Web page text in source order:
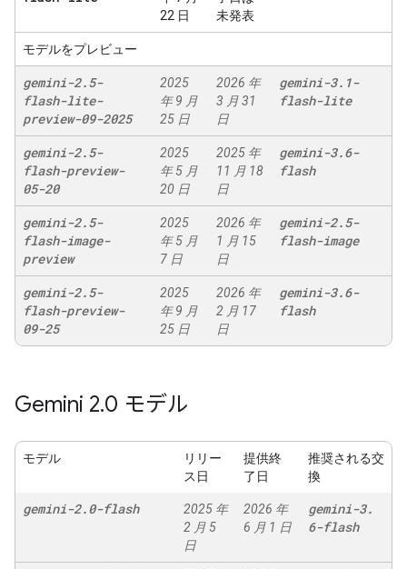
22 日
未発表
モデルをプレビュー
gemini-2.5-
flash-lite-
preview-09-2025
2025
年 9 月
25 日
2026 年
3 月 31
日
gemini-3. 1-
flash-lite
gemini-2.5-
flash-preview-
05-20
2025
年 5 月
20 日
2025 年
11 月 18
日
gemini-3.6-
flash
gemini-2.5-
flash-image-
preview
2025
年 5 月
7 日
2026 年
1 月 15
日
gemini-2.5-
flash-image
gemini-2.5-
flash-preview-
09-25
2025
年 9 月
25 日
2026 年
2 月 17
日
gemini-3.6-
flash
Gemini 2.0 モデル
モデル
リリー
ス日
提供終
了日
推奨される交
換
gemini-2.0-flash
2025 年
2 月 5
日
2026 年
6 月 1 日
gemini-3.
6-flash